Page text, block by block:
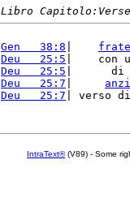
Libro
Gen   38:8
Deu   25:5 |    con
Deu   25:5 |      di
Deu   25:7
Deu   25:7 | verso
IntraText®(V89) - Some